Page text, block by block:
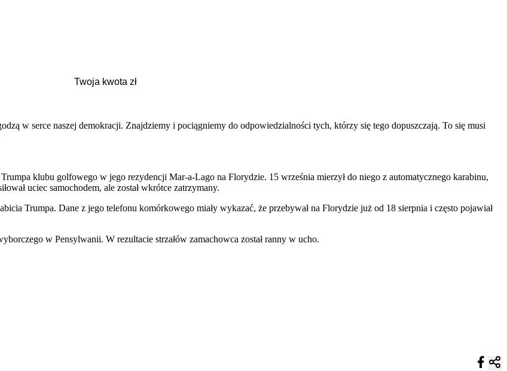
w serce naszej demokracji. Znajdziemy i pociągniemy do odpowiedzialności tych, którzy się tego dopuszczają. To się musi
klubu golfowego w jego rezydencji Mar-a-Lago na Florydzie. 15 września mierzył do niego z automatycznego karabinu,
uciec samochodem, ale został wkrótce zatrzymany.
Trumpa. Dane z jego telefonu komórkowego miały wykazać, że przebywał na Florydzie już od 18 sierpnia i często pojawiał
w Pensylwanii. W rezultacie strzałów zamachowca został ranny w ucho.